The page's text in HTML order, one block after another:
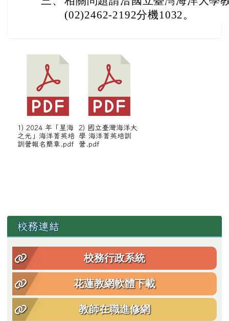
(02)2462-2192分機1032。
1) 2024 年「星海
之光」海洋菁英培
訓營報名簡章.pdf
2) 國立臺灣海洋大
學 海洋菁英培訓
營.pdf
左邊區域內容
校務連結
校務行政系統
花蓮教網軟體下載
教師在職進修網